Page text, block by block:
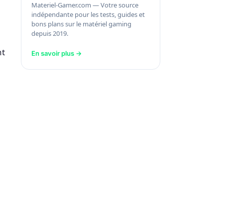
Materiel-Gamer.com — Votre source
indépendante pour les tests, guides et
bons plans sur le matériel gaming
depuis 2019.
En savoir plus →